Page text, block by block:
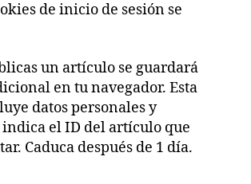
de inicio de sesión se
un artículo se guardará
en tu navegador. Esta
datos personales y
el ID del artículo que
Caduca después de 1 día.